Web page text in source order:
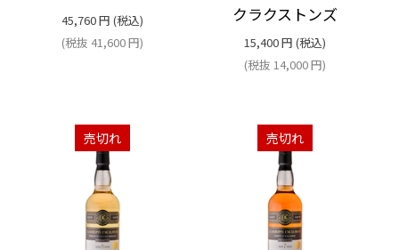
45,760円 (税込)
(税抜 41,600円)
クラクストンズ
15,400円 (税込)
(税抜14,000円)
売切れ 売切れ